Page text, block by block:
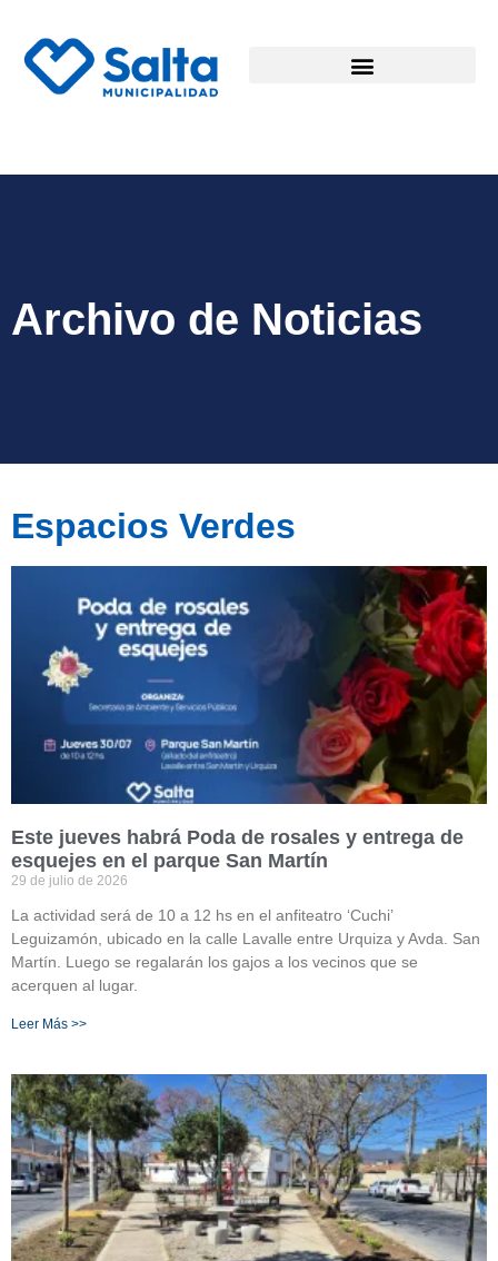
Archivo de Noticias
Espacios Verdes
Este jueves habrá Poda de rosales y entrega de
esquejes en el parque San Martín
29 de julio de 2026
La actividad será de 10 a 12 hs en el anfiteatro ‘Cuchi’
Leguizamón, ubicado en la calle Lavalle entre Urquiza y Avda. San
Martín. Luego se regalarán los gajos a los vecinos que se
acerquen al lugar.
Leer Más >>